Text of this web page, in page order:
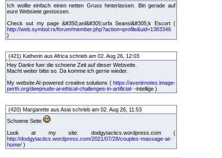
Ich wollte einfach einen netten Gruss hinterlassen. Bin gerade auf
eure Websiete gestossen.
Check out my page &#350;anl&#305;urfa Seansl&#305;k Escort (
http://web.symbol.rs/forum/member.php?action=profile&uid=1383346
)
(421) Katherin aus Africa schrieb am 02. Aug 26, 12:03
Hey Danke fuer die schoene Zeit auf dieser Webseite.
Macht weiter bitte so. Da komme ich gerne wieder.
My website AI-powered creative solutions ( https://avenirnotes.image-
perth.org/deepnude-ai-ethical-challenges-in-artificial- -intellige )
(420) Margarette aus Asia schrieb am 02. Aug 26, 11:53
Schoene Seite
Look at my site: dodgytactics.wordpress.com (
http://dodgytactics.wordpress.com/2021/07/28/couples-massage-at-
home/ )